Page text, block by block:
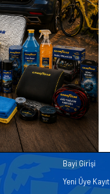
Üye
Sepetim
Bayi Kayıt
Bayi Girişi
Yeni Üye Kayıt